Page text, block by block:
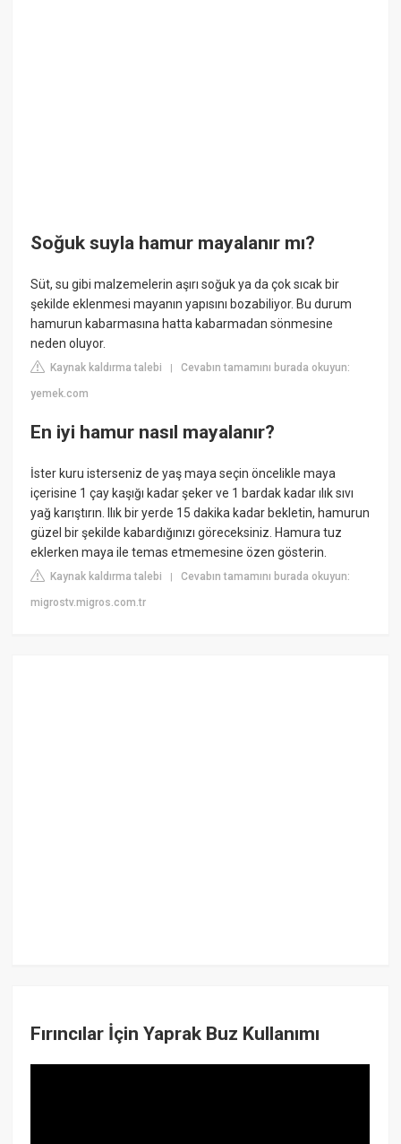
Soğuk suyla hamur mayalanır mı?
Süt, su gibi malzemelerin aşırı soğuk ya da çok sıcak bir
şekilde eklenmesi mayanın yapısını bozabiliyor. Bu durum
hamurun kabarmasına hatta kabarmadan sönmesine
neden oluyor.
Kaynak kaldırma talebi |Cevabın tamamını burada okuyun:
yemek.com
En iyi hamur nasıl mayalanır?
İster kuru isterseniz de yaş maya seçin öncelikle maya
içerisine 1 çay kaşığı kadar şeker ve 1 bardak kadar ılık sıvı
yağ karıştırın. Ilık bir yerde 15 dakika kadar bekletin, hamurun
güzel bir şekilde kabardığınızı göreceksiniz. Hamura tuz
eklerken maya ile temas etmemesine özen gösterin.
Kaynak kaldırma talebi |Cevabın tamamını burada okuyun:
migrostv.migros.com.tr
Fırıncılar İçin Yaprak Buz Kullanımı